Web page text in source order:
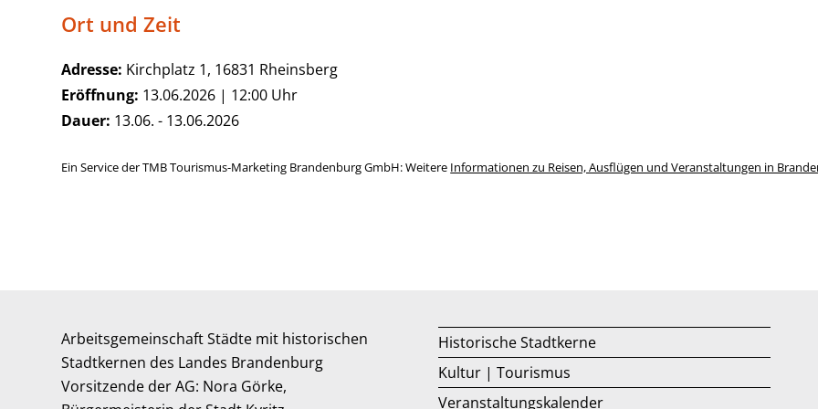
Ort und Zeit
Adresse: Kirchplatz 1, 16831 Rheinsberg
Eröffnung: 13.06.2026 | 12:00 Uhr
Dauer: 13.06. - 13.06.2026
Ein Service der TMB Tourismus-Marketing Brandenburg GmbH: Weitere Informationen zu Reisen, Ausflügen und Veranstaltungen in
Arbeitsgemeinschaft Städte mit historischen
Stadtkernen des Landes Brandenburg
Vorsitzende der AG: Nora Görke,
Historische Stadtkerne
Kultur | Tourismus
Veranstaltungskalender